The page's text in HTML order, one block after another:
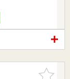
お気に入